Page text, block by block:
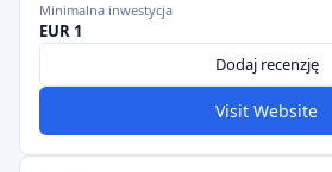
Minimalna inwestycja
EUR 1
Dodaj recenzję
Visit Website